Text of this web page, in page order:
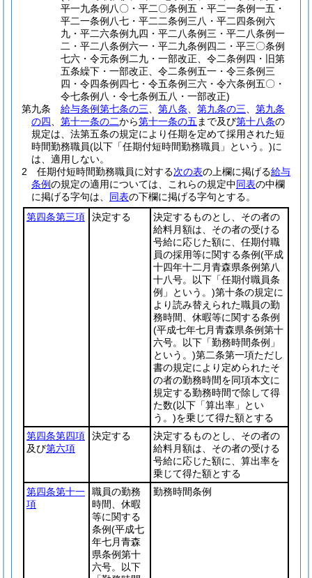
平一九条例八〇・平二〇条例五・平二一条例一五・
平二一条例八七・平二二条例三八・平二四条例六
九・平二六条例九四・平二八条例三・平二八条例一
二・平二八条例六一・平二九条例四二・平三〇条例
七六・令元条例二九・一部改正、令二条例四・旧第
五条繰下・一部改正、令二条例五一・令三条例三
四・令四条例四七・令五条例三六・令六条例五〇・
令七条例八・令七条例五八・一部改正)
第九条
給与条例第七条の三 第八条 第九条の三
第九条
の四
第十一条の二から第十一条の五 まで及び第十八条の
規定は、法第五条の規定により任期を定めて採用された短
時間勤務職員(以下「任期付短時間勤務職員」という。)に
は、適用しない。
2
任期付短時間勤務職員に対する次の表の上欄に掲げる給与
条例の規定の適用については、これらの規定中同表の中欄
に掲げる字句は、 同表の下欄に掲げる字句とする。
第四条第三項
決定する
決定するものとし、その者の
給料月額は、その者の受ける
号給に応じた額に、任期付職
員の採用等に関する条例(平成
十四年十二月青森県条例第八
十八号。以下「任期付職員条
例」という。)第十条の規定に
より読み替えられた職員の勤
務時間、休暇等に関する条例
(平成七年七月青森県条例第十
六号。以下「勤務時間条例」
という。)第二条第一項ただし
書の規定により定められたそ
の者の勤務時間を同項本文に
規定する勤務時間で除して得
た数(以下「算出率」とい
う。)を乗じて得た額とする
第四条第四項
及び第六項
決定する
決定するものとし、その者の
給料月額は、その者の受ける
号給に応じた額に、算出率を
乗じて得た額とする
第四条第十一
項
職員の勤務
時間、休暇
等に関する
条例(平成七
年七月青森
県条例第十
六号。以下
勤務時間条例